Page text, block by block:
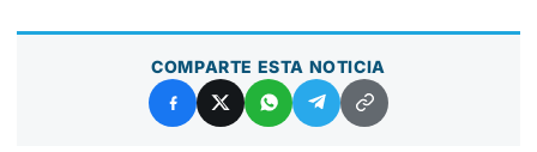
COMPARTE ESTA NOTICIA